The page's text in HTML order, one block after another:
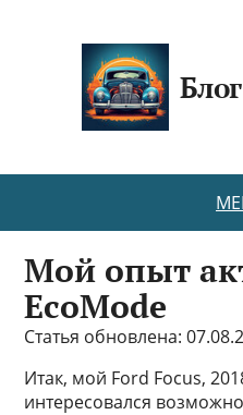
Мой опыт
EcoMode
Статья обновлена:
Итак, мой Ford Focus,
интересовался